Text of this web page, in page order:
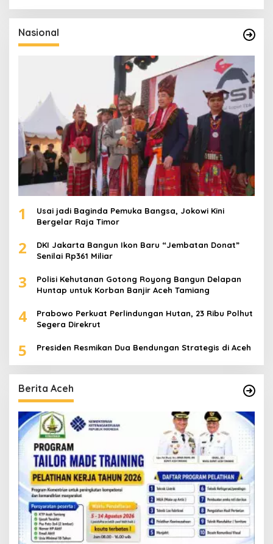
i
u
n
t
Nasional
1
Usai jadi Baginda Pemuka Bangsa, Jokowi Kini
Bergelar Raja Timor
2
DKI Jakarta Bangun Ikon Baru “Jembatan Donat”
Senilai Rp361 Miliar
3
Polisi Kehutanan Gotong Royong Bangun Delapan
Huntap untuk Korban Banjir Aceh Tamiang
4
Prabowo Perkuat Perlindungan Hutan, 23 Ribu Polhut
Segera Direkrut
5 Presiden Resmikan Dua Bendungan Strategis di Aceh
Berita Aceh